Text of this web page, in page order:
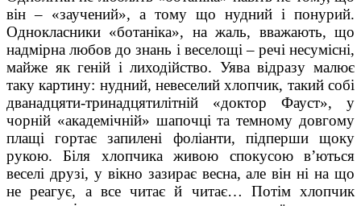
він – «заучений», а тому що нудний і понурий.
Однокласники «ботаніка», на жаль, вважають, що
надмірна любов до знань і веселощі – речі несумісні,
майже як геній і лиходійство. Уява відразу малює
таку картину: нудний, невеселий хлопчик, такий собі
дванадцяти-тринадцятилітній «доктор Фауст», у
чорній «академічній» шапочці та темному довгому
плащі гортає запилені фоліанти, підперши щоку
рукою. Біля хлопчика живою спокусою в’ються
веселі друзі, у вікно зазирає весна, але він ні на що
не реагує, а все читає й читає… Потім хлопчик